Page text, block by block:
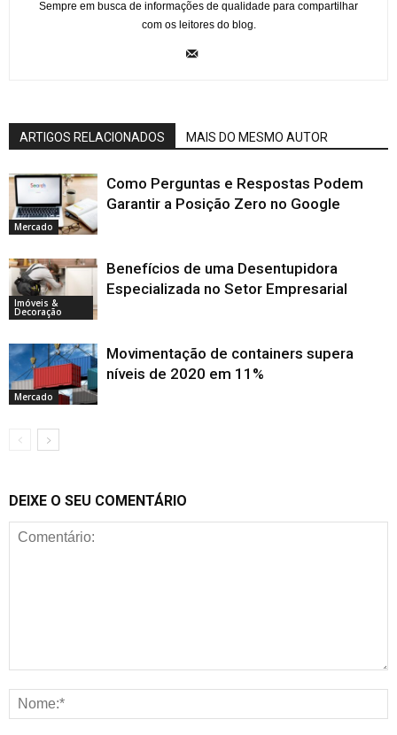
Sempre em busca de informações de qualidade para compartilhar
com os leitores do blog.
ARTIGOS RELACIONADOS MAIS DO MESMO AUTOR
Mercado
Como Perguntas e Respostas Podem
Garantir a Posição Zero no Google
Imóveis &
Decoração
Benefícios de uma Desentupidora
Especializada no Setor Empresarial
Mercado
Movimentação de containers supera
níveis de 2020 em 11%
DEIXE O SEU COMENTÁRIO